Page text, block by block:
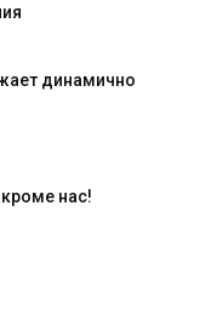
динамично
нас!